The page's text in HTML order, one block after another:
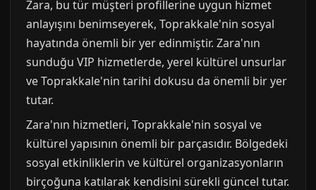
Zara, bu tür müşteri profillerine uygun hizmet
anlayışını benimseyerek, Toprakkale'nin sosyal
hayatında önemli bir yer edinmiştir. Zara'nın
sunduğu VIP hizmetlerde, yerel kültürel unsurlar
ve Toprakkale'nin tarihi dokusu da önemli bir yer
tutar.
Zara'nın hizmetleri, Toprakkale'nin sosyal ve
kültürel yapısının önemli bir parçasıdır. Bölgedeki
sosyal etkinliklerin ve kültürel organizasyonların
birçoğuna katılarak kendisini sürekli güncel tutar.